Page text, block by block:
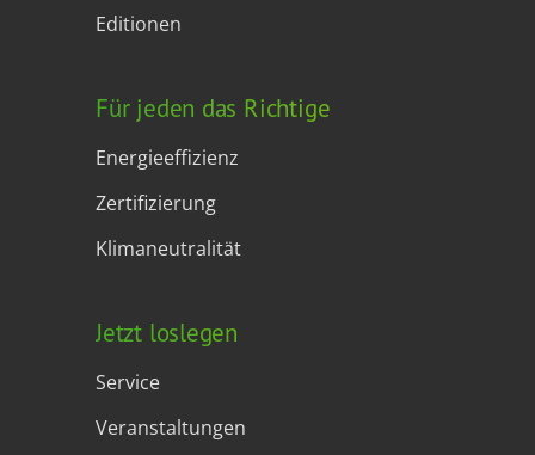
Editionen
Für jeden das Richtige
Energieeffizienz
Zertifizierung
Klimaneutralität
Jetzt loslegen
Service
Veranstaltungen